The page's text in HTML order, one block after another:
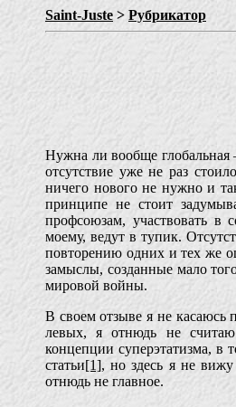
Saint-Juste > Рубрикатор
Нужна ли вообще
отсутствие уже не раз
ничего нового не нужно и
принципе не стоит
профсоюзам, участвовать в
моему, ведут в тупик.
повторению одних и тех же
замыслы, созданные мало
мировой войны.
В своем отзыве я не касаюсь
левых, я отнюдь не считаю
концепции суперэтатизма, в
статьи[1], но здесь я не
отнюдь не главное.